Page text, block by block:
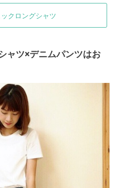
クロングシャツ
ャツ×デニムパンツはお